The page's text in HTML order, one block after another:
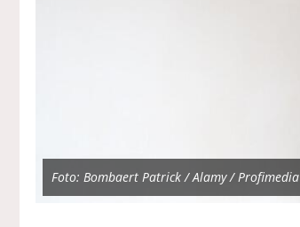
Foto: Bombaert Patrick / Alamy / Profimedia